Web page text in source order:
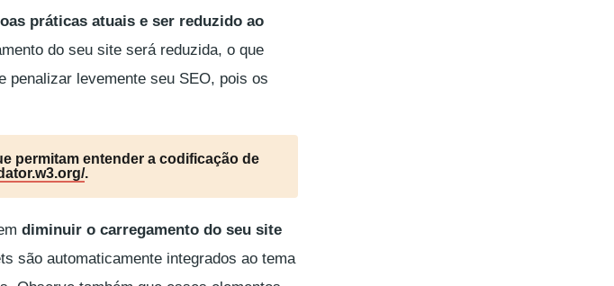
práticas atuais e ser reduzido ao
do seu site será reduzida, o que
penalizar levemente seu SEO, pois os
permitam entender a codificação de
.
diminuir o carregamento do seu site
são automaticamente integrados ao tema